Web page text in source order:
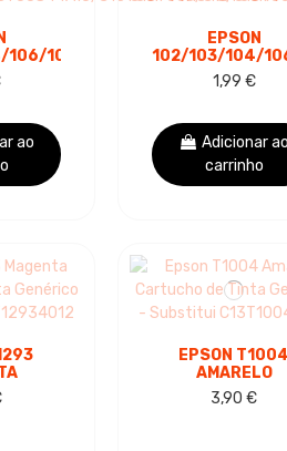
106/107/T6644/T6734
TINTA
ao
EPSON
102/103/104/
MAGENTA
DE TINTA
1,99 €
Adicionar ao
carrinho
TINTA
-
EPSON T1004
AMARELO
CARTUCHO DE
GENÉRICO -
3,90 €